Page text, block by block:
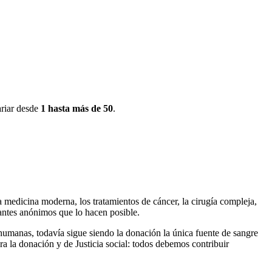
desde 1 hasta más de 50.
moderna, los tratamientos de cáncer, la cirugía compleja,
anónimos que lo hacen posible.
todavía sigue siendo la donación la única fuente de sangre
la donación y de Justicia social: todos debemos contribuir